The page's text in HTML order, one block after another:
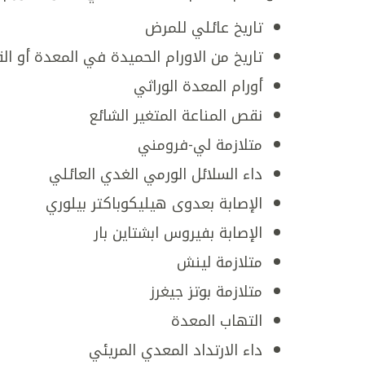
تاريخ عائلي للمرض
تاريخ من الاورام الحميدة في المعدة أو
أورام المعدة الوراثي
نقص المناعة المتغير الشائع
متلازمة لي-فرومني
داء السلائل الورمي الغدي العائلي
الإصابة بعدوى هيليكوباكتر بيلوري
الإصابة بفيروس ابشتاين بار
متلازمة لينش
متلازمة بوتز جيغرز
التهاب المعدة
داء الارتداد المعدي المريئي